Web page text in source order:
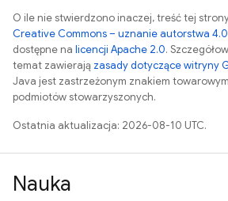
O ile nie stwierdzono inaczej, treść tej
Creative Commons – uznanie autorstwa 4.0
dostępne na licencji Apache 2.0.
temat zawierają zasady dotyczące witryny
Java jest zastrzeżonym znakiem
podmiotów stowarzyszonych.
Ostatnia aktualizacja: 2026-08-10 UTC.
Nauka